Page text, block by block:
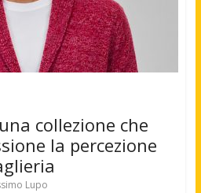
collezione che
la percezione
Lupo